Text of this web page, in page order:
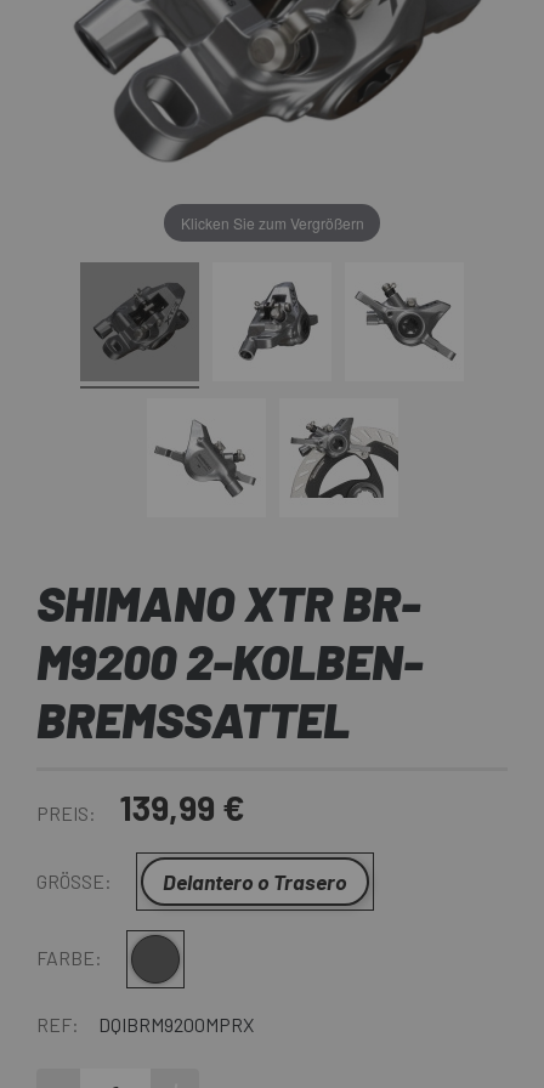
Klicken Sie zum Vergrößern
SHIMANO XTR BR-
M9200 2-KOLBEN-
BREMSSATTEL
PREIS: 139,99 €
GRÖSSE: Delantero o Trasero
FARBE:Grau schwarz
REF: DQIBRM9200MPRX